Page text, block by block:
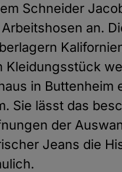
Schneider
an.
Kleidungsstück
in
Sie lässt das
der
Jeans die